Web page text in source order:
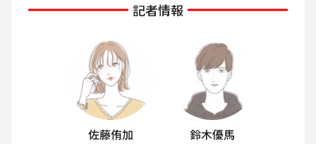
記者情報
佐藤侑加 鈴木優馬